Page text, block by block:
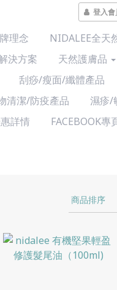
登入會
理念
NIDALEE全天
決方案
天然護膚品
刮痧/瘦面/纖體產品
清潔/防疫產品
濕疹/
詳情
FACEBOOK專